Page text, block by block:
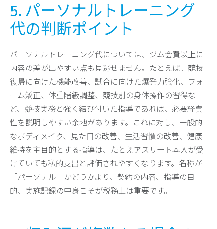
5. パーソナルトレーニング
代の判断ポイント
パーソナルトレーニング代については、ジム会費以上に
内容の差が出やすい点も見逃せません。たとえば、競技
復帰に向けた機能改善、試合に向けた爆発力強化、フォ
ーム矯正、体重階級調整、競技別の身体操作の習得な
ど、競技実務と強く結び付いた指導であれば、必要経費
性を説明しやすい余地があります。これに対し、一般的
なボディメイク、見た目の改善、生活習慣の改善、健康
維持を主目的とする指導は、たとえアスリート本人が受
けていても私的支出と評価されやすくなります。名称が
「パーソナル」かどうかより、契約の内容、指導の目
的、実施記録の中身こそが税務上は重要です。